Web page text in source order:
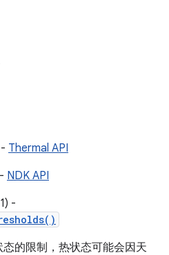
Thermal API
NDK API
-
的限制，热状态可能会因天